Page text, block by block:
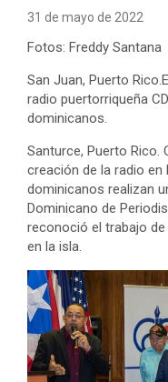
31 de mayo de 2022
Fotos: Freddy Santana
San Juan, Puerto
radio puertorriqueña
dominicanos.
Santurce, Puerto Rico.
creación de la radio
dominicanos realizan
Dominicano de
reconoció el trabajo
en la isla.